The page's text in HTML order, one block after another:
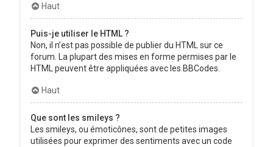
Haut
Puis-je utiliser le HTML ?
Non, il n’est pas possible de publier du HTML sur ce
forum. La plupart des mises en forme permises par le
HTML peuvent être appliquées avec les BBCodes.
Haut
Que sont les smileys ?
Les smileys, ou émoticônes, sont de petites images
utilisées pour exprimer des sentiments avec un code